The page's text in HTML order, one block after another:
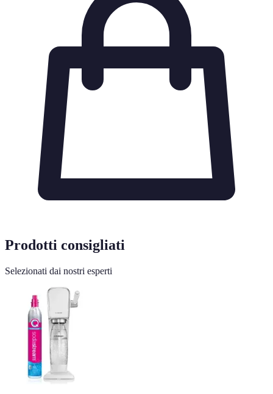
Prodotti consigliati
Selezionati dai nostri esperti